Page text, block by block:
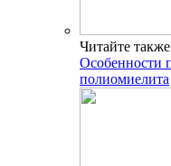
Читайте
Особенности
полиомиелита